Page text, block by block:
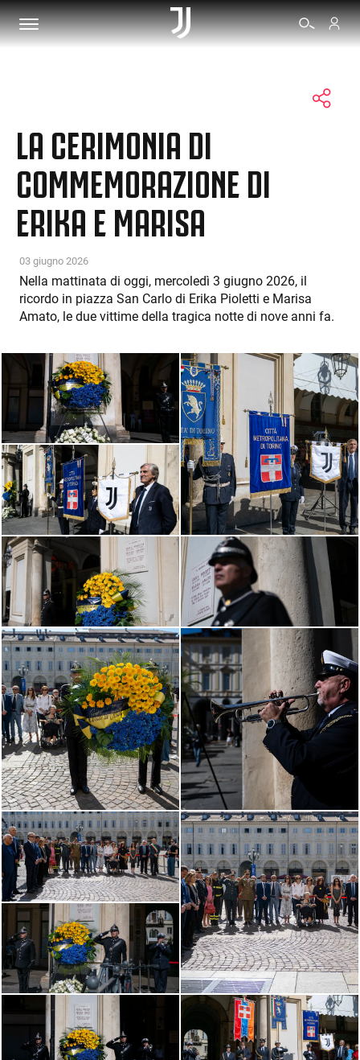
BIGLIETTI
SHOP
BIANCONERI
VIDEO
ALTRO
LA CERIMONIA DI
COMMEMORAZIONE DI
ERIKA E MARISA
03 giugno 2026
Nella mattinata di oggi, mercoledì 3 giugno 2026, il
ricordo in piazza San Carlo di Erika Pioletti e Marisa
Amato, le due vittime della tragica notte di nove anni fa.